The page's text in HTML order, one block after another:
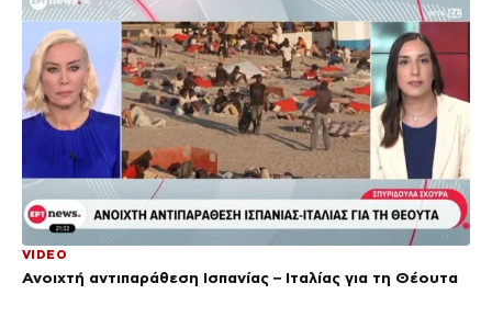
VIDEO
Ανοιχτή αντιπαράθεση Ισπανίας – Ιταλίας για τη Θέουτα